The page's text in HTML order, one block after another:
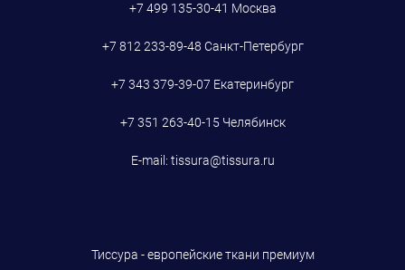
+7 499 135-30-41 Москва
+7 812 233-89-48 Санкт-Петербург
+7 343 379-39-07 Екатеринбург
+7 351 263-40-15 Челябинск
E-mail: tissura@tissura.ru
Тиссура - европейские ткани премиум